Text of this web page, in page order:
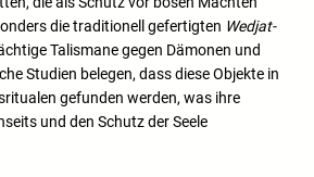
die traditionell gefertigten Wedjat-
Talismane gegen Dämonen und
Studien belegen, dass diese Objekte in
gefunden werden, was ihre
und den Schutz der Seele